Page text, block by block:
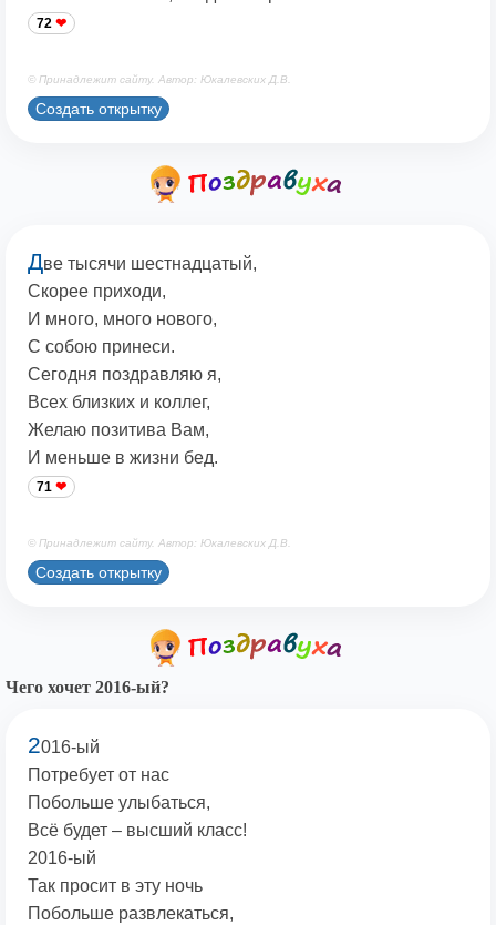
72
© Принадлежит сайту. Автор: Юкалевских Д.В.
Создать открытку
Две тысячи шестнадцатый,
Скорее приходи,
И много, много нового,
С собою принеси.
Сегодня поздравляю я,
Всех близких и коллег,
Желаю позитива Вам,
И меньше в жизни бед.
71
© Принадлежит сайту. Автор: Юкалевских Д.В.
Создать открытку
Чего хочет 2016-ый?
2016-ый
Потребует от нас
Побольше улыбаться,
Всё будет – высший класс!
2016-ый
Так просит в эту ночь
Побольше развлекаться,